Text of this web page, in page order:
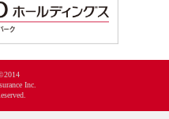
Inc.